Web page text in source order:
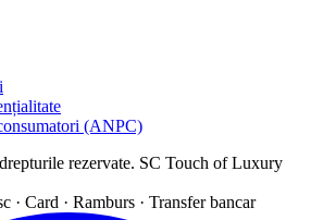
(ANPC)
rezervate. SC Touch of Luxury
· Card · Ramburs · Transfer bancar